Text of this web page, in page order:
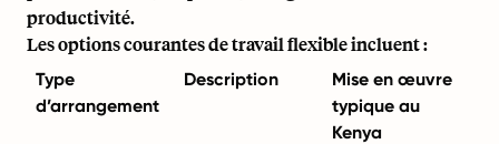
productivité.
Les options courantes de travail flexible incluent :
Type
d’arrangement
Description
Mise en œuvre
typique au
Kenya